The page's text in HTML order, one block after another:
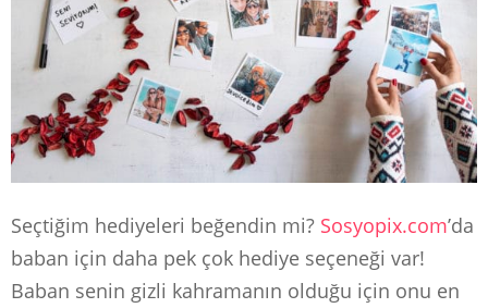
Seçtiğim hediyeleri beğendin mi? Sosyopix.com’da
baban için daha pek çok hediye seçeneği var!
Baban senin gizli kahramanın olduğu için onu en